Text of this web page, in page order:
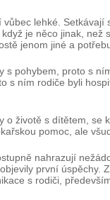
lehké.
je něco jinak,
jenom jiné a
s pohybem, proto s
s ním rodiče byli
o životě s dítětem,
pomoc, ale
nahrazují
první úspěchy.
s rodiči,